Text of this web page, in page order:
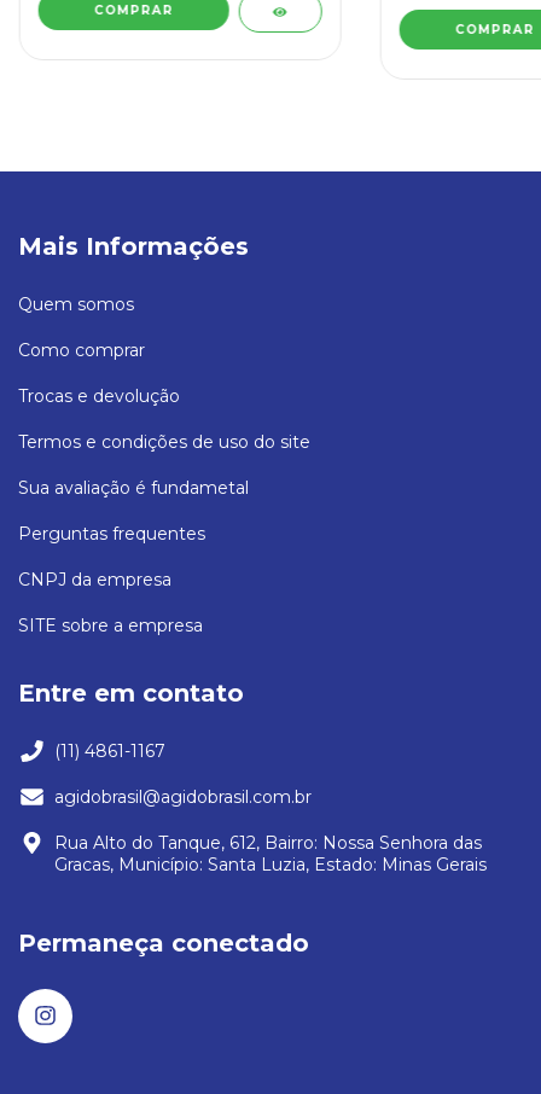
Mais Informações
Quem somos
Como comprar
Trocas e devolução
Termos e condições de uso do site
Sua avaliação é fundametal
Perguntas frequentes
CNPJ da empresa
SITE sobre a empresa
Entre em contato
(11) 4861-1167
agidobrasil@agidobrasil.com.br
Rua Alto do Tanque, 612, Bairro: Nossa Senhora das
Gracas, Município: Santa Luzia, Estado: Minas Gerais
Permaneça conectado